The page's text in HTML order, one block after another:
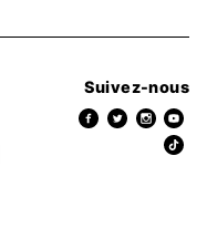
Suivez-nous